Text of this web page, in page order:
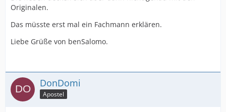
Originalen.
Das müsste erst mal ein Fachmann erklären.
Liebe Grüße von benSalomo.
DonDomi
Apostel